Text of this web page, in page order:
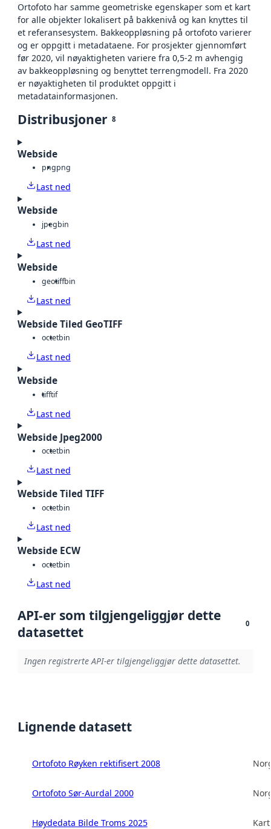
Ortofoto har samme geometriske egenskaper som et kart
for alle objekter lokalisert på bakkenivå og kan knyttes til
et referansesystem. Bakkeoppløsning på ortofoto varierer
og er oppgitt i metadataene. For prosjekter gjennomført
før 2020, vil nøyaktigheten variere fra 0,5-2 m avhengig
av bakkeoppløsning og benyttet terrengmodell. Fra 2020
er nøyaktigheten til produktet oppgitt i
metadatainformasjonen.
Distribusjoner 8
Webside
pngpng
Last ned
Webside
jpegbin
Last ned
Webside
geotiffbin
Last ned
Webside Tiled GeoTIFF
octetbin
Last ned
Webside
tifftif
Last ned
Webside Jpeg2000
octetbin
Last ned
Webside Tiled TIFF
octetbin
Last ned
Webside ECW
octetbin
Last ned
API-er som tilgjengeliggjør dette
datasettet
0
Ingen registrerte API-er tilgjengeliggjør dette datasettet.
Lignende datasett
Ortofoto Røyken rektifisert 2008
Ortofoto Sør-Aurdal 2000
Høydedata Bilde Troms 2025